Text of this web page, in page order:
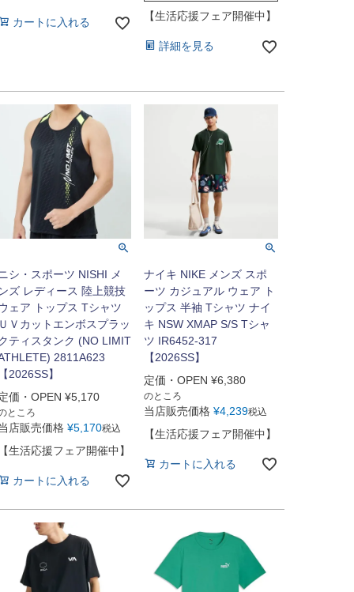
カートに入れる 【生活応援フェア開催中】
詳細を見る
シ・スポーツ NISHI メ
ンズ レディース 陸上競技
ェア トップス Tシャツ
ＵＶカットエンボスプラッ
ティスタンク (NO LIMIT
2811A623
【2026SS】
価・OPEN ¥5,170
ところ
店販売価格 ¥5,170税込
【生活応援フェア開催中】
カートに入れる
ナイキ NIKE メンズ スポ
ーツ カジュアル ウェア ト
ップス 半袖 Tシャツ ナイ
キ NSW XMAP S/S Tシャ
ツ IR6452-317
【2026SS】
定価・OPEN ¥6,380
のところ
当店販売価格 ¥4,239税込
【生活応援フェア開催中】
カートに入れる